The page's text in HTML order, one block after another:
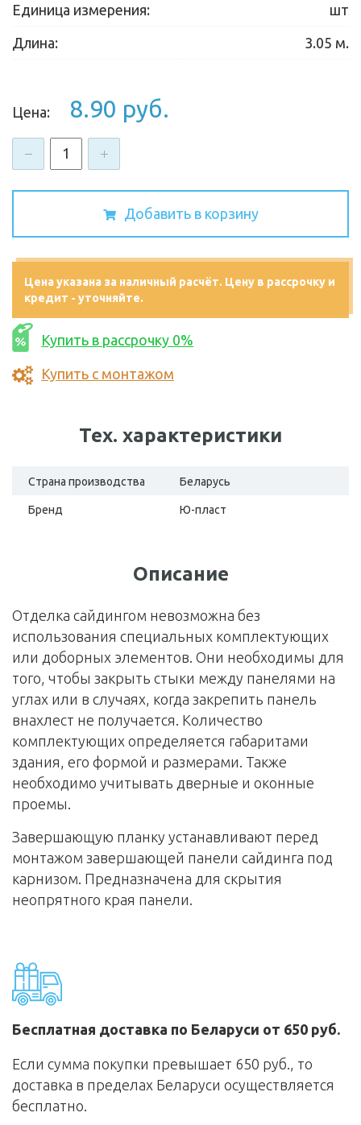
Единица измерения: шт
Длина: 3.05 м.
Цена: 8.90 руб.
Добавить в корзину
Цена указана за наличный расчёт. Цену в рассрочку и
кредит - уточняйте.
Купить в рассрочку 0%
Купить с монтажом
Тех. характеристики
Страна производства Беларусь
Бренд Ю-пласт
Описание
Отделка сайдингом невозможна без
использования специальных комплектующих
или доборных элементов. Они необходимы для
того, чтобы закрыть стыки между панелями на
углах или в случаях, когда закрепить панель
внахлест не получается. Количество
комплектующих определяется габаритами
здания, его формой и размерами. Также
необходимо учитывать дверные и оконные
проемы.
Завершающую планку устанавливают перед
монтажом завершающей панели сайдинга под
карнизом. Предназначена для скрытия
неопрятного края панели.
Бесплатная доставка по Беларуси от 650 руб.
Если сумма покупки превышает 650 руб., то
доставка в пределах Беларуси осуществляется
бесплатно.